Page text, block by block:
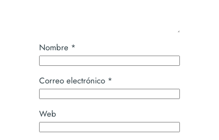
Nombre *
Correo electrónico *
Web